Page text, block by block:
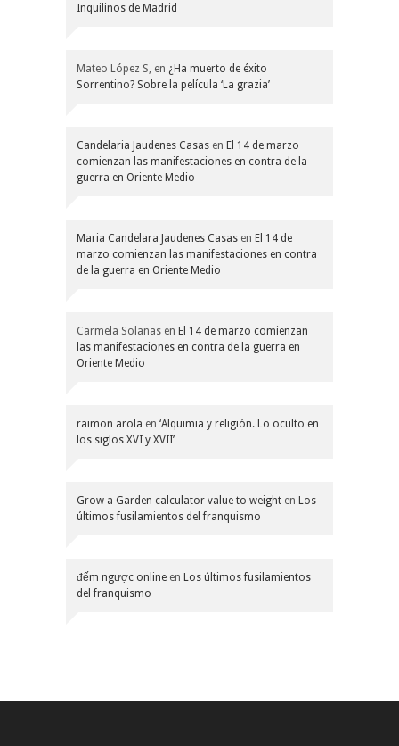
Inquilinos de Madrid
Mateo López S, en ¿Ha muerto de éxito
Sorrentino? Sobre la película ‘La grazia’
Candelaria Jaudenes Casas en El 14 de marzo
comienzan las manifestaciones en contra de la
guerra en Oriente Medio
Maria Candelara Jaudenes Casas en El 14 de
marzo comienzan las manifestaciones en contra
de la guerra en Oriente Medio
Carmela Solanas en El 14 de marzo comienzan
las manifestaciones en contra de la guerra en
Oriente Medio
raimon arola en ‘Alquimia y religión. Lo oculto en
los siglos XVI y XVII’
Grow a Garden calculator value to weight en Los
últimos fusilamientos del franquismo
đếm ngược online en Los últimos fusilamientos
del franquismo